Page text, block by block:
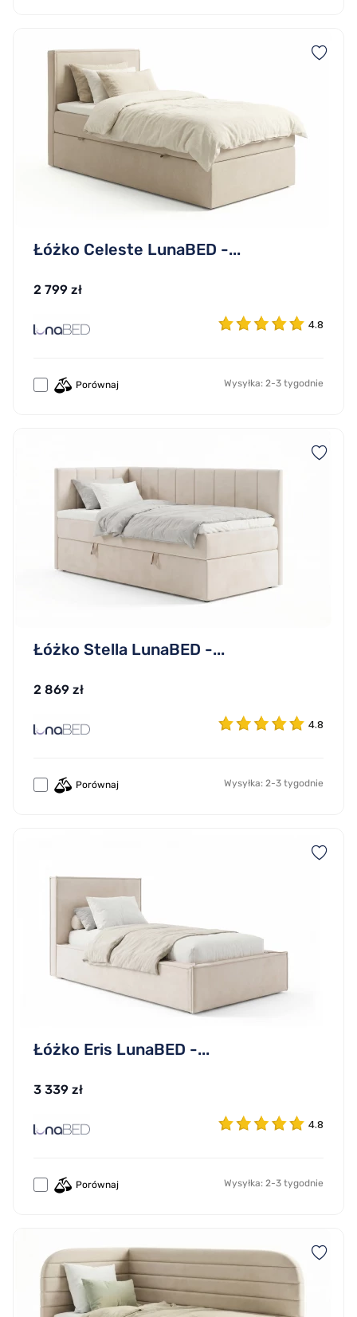
Łóżko Celeste LunaBED -...
2 799 zł
4.8
Porównaj Wysyłka: 2-3 tygodnie
Łóżko Stella LunaBED -...
2 869 zł
4.8
Porównaj Wysyłka: 2-3 tygodnie
Łóżko Eris LunaBED -...
3 339 zł
4.8
Porównaj Wysyłka: 2-3 tygodnie